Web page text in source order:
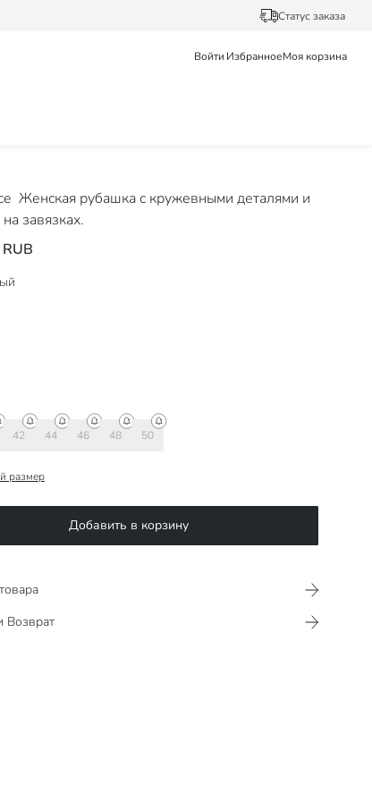
Статус заказа
Войти ИзбранноеМоя корзина
Женская рубашка с кружевными деталями и
завязках.
42 44 46 48 50
размер
Добавить в корзину
Возврат